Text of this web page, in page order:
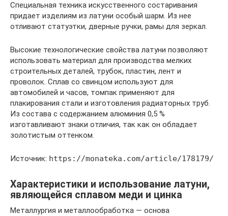
Специальная техника искусственного состаривания
придает изделиям из латуни особый шарм. Из нее
отливают статуэтки, дверные ручки, рамы для зеркал.
Высокие технологические свойства латуни позволяют
использовать материал для производства мелких
строительных деталей, трубок, пластин, лент и
проволок. Сплав со свинцом используют для
автомобилей и часов, томпак применяют для
плакирования стали и изготовления радиаторных труб.
Из состава с содержанием алюминия 0,5 %
изготавливают знаки отличия, так как он обладает
золотистым оттенком.
Источник: https://monateka.com/article/178179/
Характеристики и использование латуни,
являющейся сплавом меди и цинка
Металлургия и металлообработка — основа